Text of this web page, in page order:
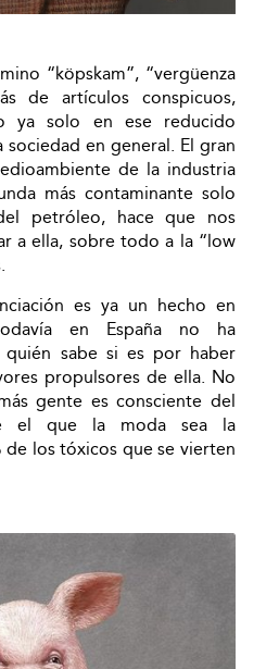
“köpskam”, “vergüenza
de artículos conspicuos,
ya solo en ese reducido
en general. El gran
de la industria
más contaminante solo
petróleo, hace que nos
a ella, sobre todo a la “low
es ya un hecho en
en España no ha
sabe si es por haber
propulsores de ella. No
gente es consciente del
el que la moda sea la
de los tóxicos que se vierten